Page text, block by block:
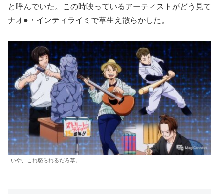
と呼んでいた。この時映っているアーティストがどう見て
ナオ●・インティライミで草生え散らかした。
いや、これ怒られるだろ草。